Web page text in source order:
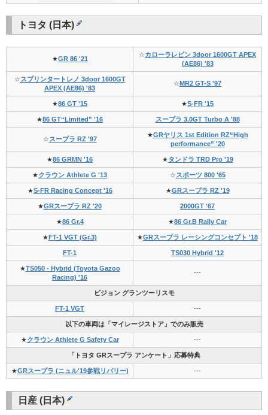
トヨタ (日本)
★GR 86 '21
☆カローラレビン 3door 1600GT APEX
(AE86) '83
☆スプリンタートレノ 3door 1600GT
APEX (AE86) '83
☆MR2 GT-S '97
★86 GT '15 ★S-FR '15
★86 GT“Limited” '16 スープラ 3.0GT Turbo A '88
☆スープラ RZ '97
★GRヤリス 1st Edition RZ“High
performance” '20
★86 GRMN '16 ★タンドラ TRD Pro '19
★クラウン Athlete G '13 ☆スポーツ 800 '65
★S-FR Racing Concept '16 ★GRスープラ RZ '19
★GRスープラ RZ '20 2000GT '67
★86 Gr.4 ★86 Gr.B Rally Car
★FT-1 VGT (Gr.3) ★GRスープラ レーシングコンセプト '18
FT-1 TS030 Hybrid '12
★TS050 - Hybrid (Toyota Gazoo
Racing) '16
---
ビジョン グランツーリスモ
FT-1 VGT ---
以下の車両は「マイレージストア」でのみ販売
★クラウン Athlete G Safety Car ---
「トヨタ GRスープラ アンケート」応募特典
★GRスープラ (ニュル'19参戦リバリー) ---
日産 (日本)